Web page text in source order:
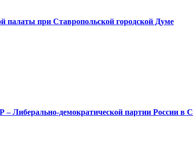
палаты при Ставропольской городской Думе
Либерально-демократической партии России в